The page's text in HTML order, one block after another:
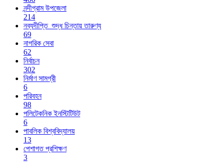
নন্দীগ্রাম উপজেলা
214
নব্যদীপ্তি_শুদ্ধ চিন্তায় তারুণ্য
69
নাগরিক সেবা
62
নির্বাচন
302
নির্মাণ সামগ্রী
6
পরিবহন
98
পলিটেকনিক ইনস্টিটিউট
6
পাবলিক বিশ্ববিদ্যালয়
13
পেশাগত প্রশিক্ষণ
3